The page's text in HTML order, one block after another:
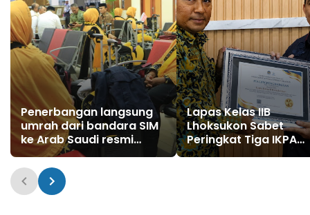
Penerbangan langsung
umrah dari bandara SIM
ke Arab Saudi resmi
beroperasi
Lapas Kelas IIB
Lhoksukon Sabet
Peringkat Tiga IKPA
Terbaik Semester I